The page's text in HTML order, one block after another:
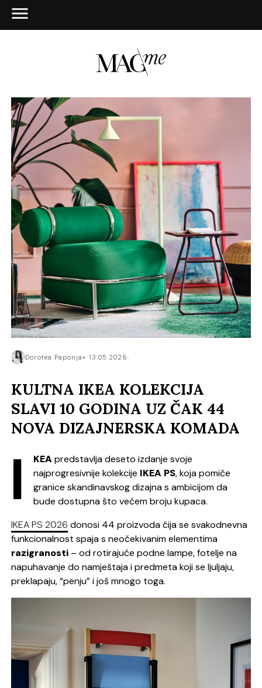
Dorotea Paponja 13.05.2026.
KULTNA IKEA KOLEKCIJA
SLAVI 10 GODINA UZ ČAK 44
NOVA DIZAJNERSKA KOMADA
I KEA predstavlja deseto izdanje svoje
najprogresivnije kolekcije IKEA PS, koja pomiče
granice skandinavskog dizajna s ambicijom da
bude dostupna što većem broju kupaca.
IKEA PS 2026 donosi 44 proizvoda čija se svakodnevna
funkcionalnost spaja s neočekivanim elementima
razigranosti – od rotirajuće podne lampe, fotelje na
napuhavanje do namještaja i predmeta koji se ljuljaju,
preklapaju, “penju” i još mnogo toga.